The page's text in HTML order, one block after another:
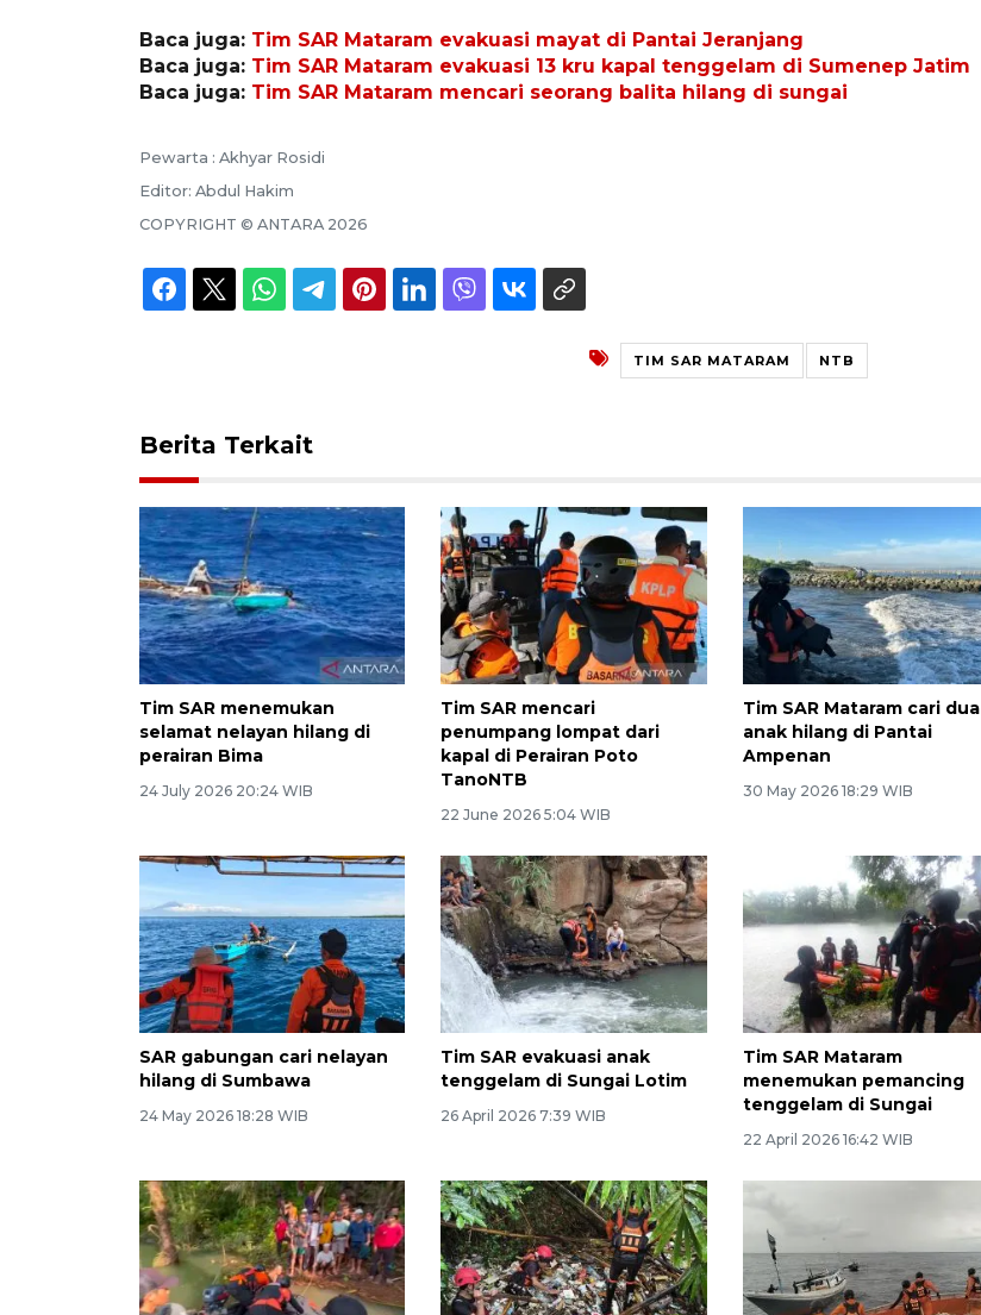
Baca juga: Tim SAR Mataram evakuasi mayat di Pantai Jeranjang
Baca juga: Tim SAR Mataram evakuasi 13 kru kapal tenggelam di Sumenep Jatim
Baca juga: Tim SAR Mataram mencari seorang balita hilang di sungai
Pewarta : Akhyar Rosidi
Editor: Abdul Hakim
COPYRIGHT © ANTARA 2026
TIM SAR MATARAM NTB
Berita Terkait
Tim SAR menemukan
selamat nelayan hilang di
perairan Bima
24 July 2026 20:24 WIB
Tim SAR mencari
penumpang lompat dari
kapal di Perairan Poto
TanoNTB
22 June 2026 5:04 WIB
Tim SAR Mataram cari dua
anak hilang di Pantai
Ampenan
30 May 2026 18:29 WIB
SAR gabungan cari nelayan
hilang di Sumbawa
24 May 2026 18:28 WIB
Tim SAR evakuasi anak
tenggelam di Sungai Lotim
26 April 2026 7:39 WIB
Tim SAR Mataram
menemukan pemancing
tenggelam di Sungai
22 April 2026 16:42 WIB